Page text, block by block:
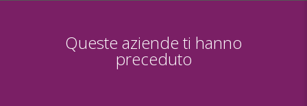
Queste aziende ti hanno
preceduto